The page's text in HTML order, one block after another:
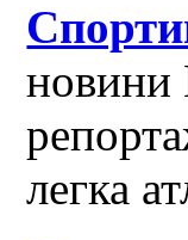
новини
легка